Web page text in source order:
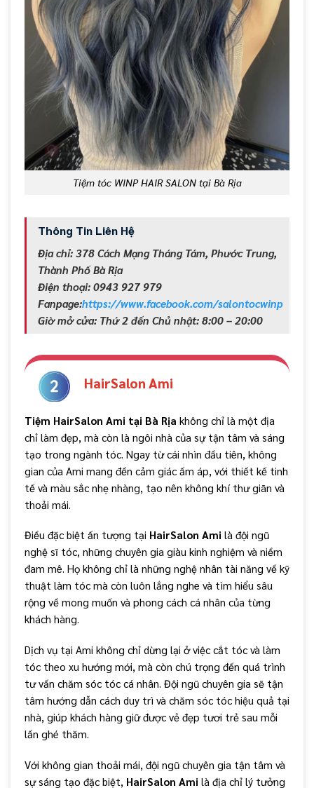
Tiệm tóc WINP HAIR SALON tại Bà Rịa
Thông Tin Liên Hệ
Địa chỉ: 378 Cách Mạng Tháng Tám, Phước Trung,
Thành Phố Bà Rịa
Điện thoại: 0943 927 979
Fanpage:https://www.facebook.com/salontocwinp
Giờ mở cửa: Thứ 2 đến Chủ nhật: 8:00 – 20:00
HairSalon Ami
Tiệm HairSalon Ami tại Bà Rịa không chỉ là một địa
chỉ làm đẹp, mà còn là ngôi nhà của sự tận tâm và sáng
tạo trong ngành tóc. Ngay từ cái nhìn đầu tiên, không
gian của Ami mang đến cảm giác ấm áp, với thiết kế tinh
tế và màu sắc nhẹ nhàng, tạo nên không khí thư giãn và
thoải mái.
Điều đặc biệt ấn tượng tại HairSalon Ami là đội ngũ
nghệ sĩ tóc, những chuyên gia giàu kinh nghiệm và niềm
đam mê. Họ không chỉ là những nghệ nhân tài năng về kỹ
thuật làm tóc mà còn luôn lắng nghe và tìm hiểu sâu
rộng về mong muốn và phong cách cá nhân của từng
khách hàng.
Dịch vụ tại Ami không chỉ dừng lại ở việc cắt tóc và làm
tóc theo xu hướng mới, mà còn chú trọng đến quá trình
tư vấn chăm sóc tóc cá nhân. Đội ngũ chuyên gia sẽ tận
tâm hướng dẫn cách duy trì và chăm sóc tóc hiệu quả tại
nhà, giúp khách hàng giữ được vẻ đẹp tươi trẻ sau mỗi
lần ghé thăm.
Với không gian thoải mái, đội ngũ chuyên gia tận tâm và
sự sáng tạo đặc biệt, HairSalon Ami là địa chỉ lý tưởng